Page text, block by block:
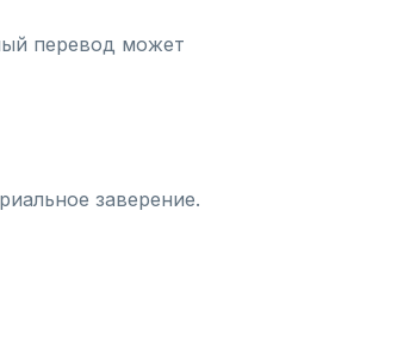
перевод может
заверение.